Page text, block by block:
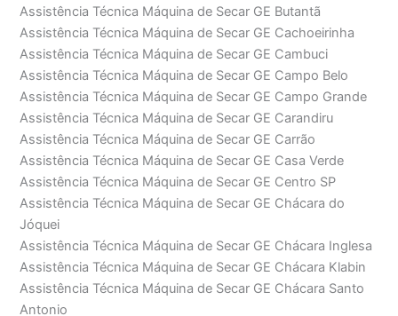
Assistência Técnica Máquina de Secar GE Butantã
Assistência Técnica Máquina de Secar GE Cachoeirinha
Assistência Técnica Máquina de Secar GE Cambuci
Assistência Técnica Máquina de Secar GE Campo Belo
Assistência Técnica Máquina de Secar GE Campo Grande
Assistência Técnica Máquina de Secar GE Carandiru
Assistência Técnica Máquina de Secar GE Carrão
Assistência Técnica Máquina de Secar GE Casa Verde
Assistência Técnica Máquina de Secar GE Centro SP
Assistência Técnica Máquina de Secar GE Chácara do
Jóquei
Assistência Técnica Máquina de Secar GE Chácara Inglesa
Assistência Técnica Máquina de Secar GE Chácara Klabin
Assistência Técnica Máquina de Secar GE Chácara Santo
Antonio